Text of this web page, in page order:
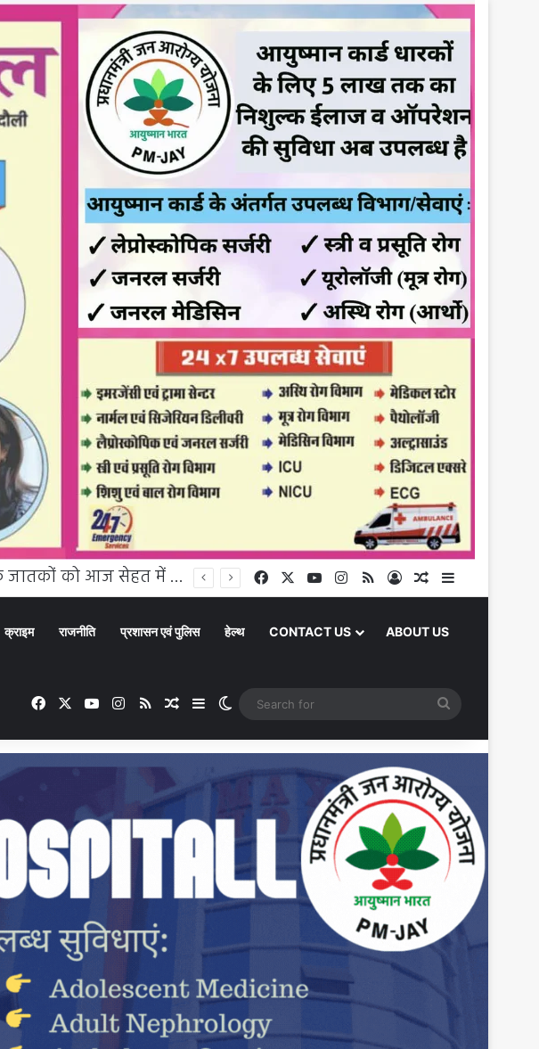
Daily Horoscope 08 August 2026:: इस राशि के जातकों को आज सेहत में हो सकती है हल्की दिक्कत Facebook YouTubeInstagram
RSS Log InRandom Article
क्राइम राजनीति प्रशासन एवं पुलिस हेल्थ CONTACT US ABOUT US
Facebook YouTubeInstagram
RSS Random Article
SidebarSwitch skin